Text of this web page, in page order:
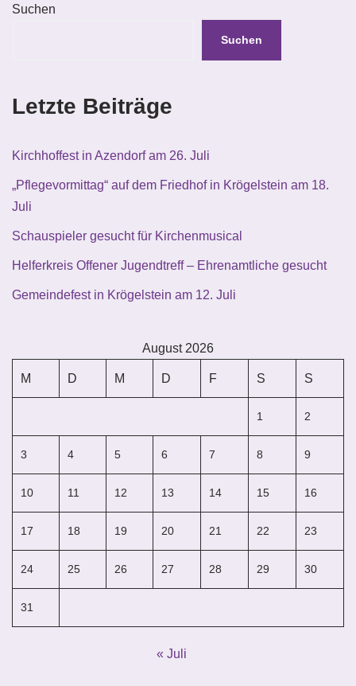
Suchen
Suchen
Letzte Beiträge
Kirchhoffest in Azendorf am 26. Juli
„Pflegevormittag“ auf dem Friedhof in Krögelstein am 18.
Juli
Schauspieler gesucht für Kirchenmusical
Helferkreis Offener Jugendtreff – Ehrenamtliche gesucht
Gemeindefest in Krögelstein am 12. Juli
August 2026
M D M D F S S
1 2
3 4 5 6 7 8 9
10 11 12 13 14 15 16
17 18 19 20 21 22 23
24 25 26 27 28 29 30
31
« Juli